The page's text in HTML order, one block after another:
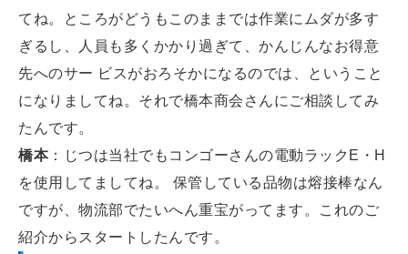
てね。ところがどうもこのままでは作業にムダが多す
ぎるし、人員も多くかかり過ぎて、かんじんなお得意
先へのサー ビスがおろそかになるのでは、ということ
になりましてね。それで橋本商会さんにご相談してみ
たんです。
橋本：じつは当社でもコンゴーさんの電動ラックE・H
を使用してましてね。 保管している品物は熔接棒なん
ですが、物流部でたいへん重宝がってます。これのご
紹介からスタートしたんです。